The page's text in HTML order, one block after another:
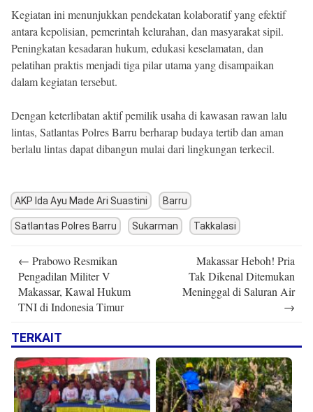
Kegiatan ini menunjukkan pendekatan kolaboratif yang efektif
antara kepolisian, pemerintah kelurahan, dan masyarakat sipil.
Peningkatan kesadaran hukum, edukasi keselamatan, dan
pelatihan praktis menjadi tiga pilar utama yang disampaikan
dalam kegiatan tersebut.
Dengan keterlibatan aktif pemilik usaha di kawasan rawan lalu
lintas, Satlantas Polres Barru berharap budaya tertib dan aman
berlalu lintas dapat dibangun mulai dari lingkungan terkecil.
AKP Ida Ayu Made Ari Suastini Barru
Satlantas Polres Barru Sukarman Takkalasi
navigation
← Prabowo Resmikan
Pengadilan Militer V
Makassar, Kawal Hukum
TNI di Indonesia Timur
Makassar Heboh! Pria
Tak Dikenal Ditemukan
Meninggal di Saluran Air
→
TERKAIT